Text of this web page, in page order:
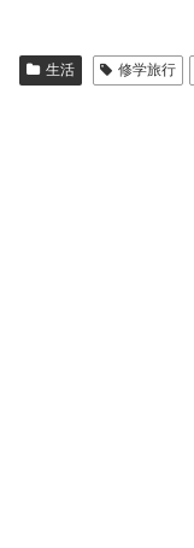
生活 修学旅行